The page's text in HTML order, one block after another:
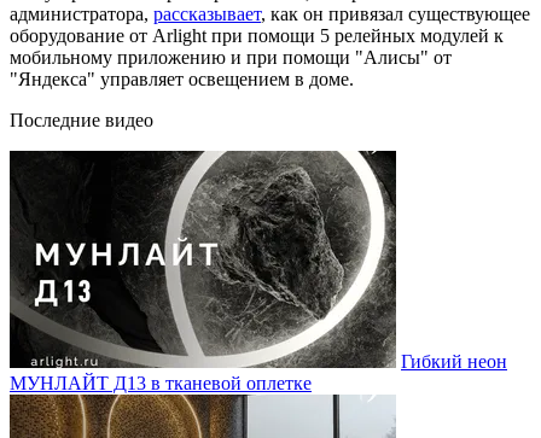
администратора, рассказывает, как он привязал существующее
оборудование от Arlight при помощи 5 релейных модулей к
мобильному приложению и при помощи "Алисы" от
"Яндекса" управляет освещением в доме.
Последние видео
Гибкий неон
МУНЛАЙТ Д13 в тканевой оплетке